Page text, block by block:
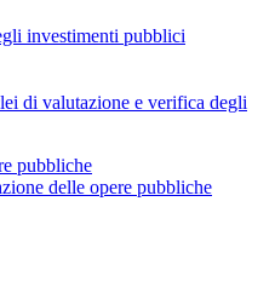
investimenti pubblici
di valutazione e verifica degli
pubbliche
delle opere pubbliche